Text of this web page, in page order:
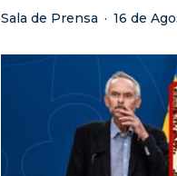
Sala de Prensa · 16 de